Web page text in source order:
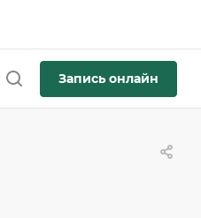
Запись онлайн